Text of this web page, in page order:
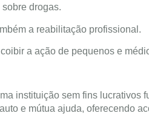
drogas.
a reabilitação profissional.
a ação de pequenos e
instituição sem fins lucrativos
e mútua ajuda, oferecendo